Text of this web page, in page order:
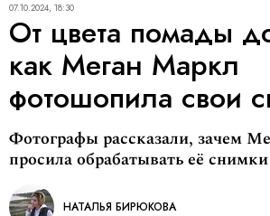
07.10.2024, 18:30
От цвета помады
как Меган Маркл
фотошопила свои
Фотографы рассказали, зачем
просила обрабатывать её
НАТАЛЬЯ БИРЮКОВА